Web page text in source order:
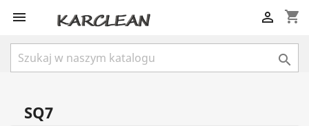
 shopping_cart


SQ7